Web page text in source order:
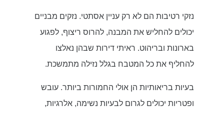
נזקי רטיבות הם לא רק עניין אסתטי. נזקים מבניים
יכולים להחליש את המבנה, להרוס ריצוף, לפגוע
בארונות ובריהוט. ראיתי דירות שבהן נאלצו
להחליף את כל המטבח בגלל נזילה מתמשכת.
בעיות בריאותיות הן אולי החמורות ביותר. עובש
ופטריות יכולים לגרום לבעיות נשימה, אלרגיות,